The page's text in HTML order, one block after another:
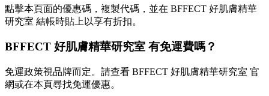
點擊本頁面的優惠碼，複製代碼，並在 BFFECT 好肌膚精華
研究室 結帳時貼上以享有折扣。
BFFECT 好肌膚精華研究室 有免運費嗎？
免運政策視品牌而定。請查看 BFFECT 好肌膚精華研究室 官
網或在本頁尋找免運優惠。